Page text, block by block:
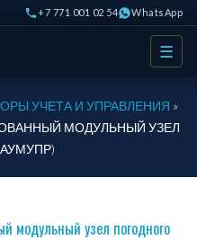
+7 771 001 02 54 WhatsApp
☰
УЧЕТА И УПРАВЛЕНИЯ »
МОДУЛЬНЫЙ УЗЕЛ
модульный узел погодного